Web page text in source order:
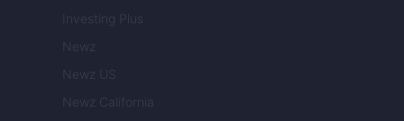
Investing Plus
Newz
Newz US
Newz California